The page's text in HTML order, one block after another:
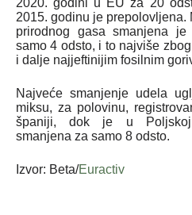
2015. godinu je prepolovljena.
prirodnog gasa smanjena
samo 4 odsto, i to najviše
i dalje najjeftinijim fosilnim
Najveće smanjenje udela
miksu, za polovinu,
španiji, dok je u Poljskoj
smanjena za samo 8 odsto.
Izvor: Beta/Euractiv